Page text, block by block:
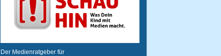
Der Medienratgeber für